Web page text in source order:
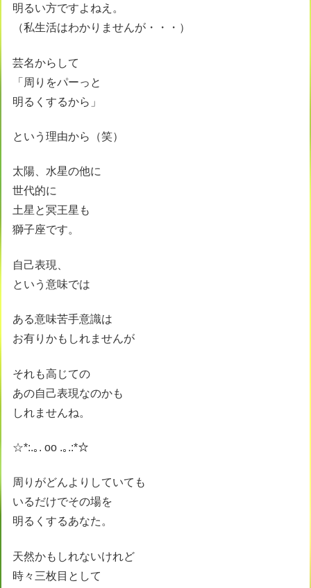
明るい方ですよねえ。
（私生活はわかりませんが・・・）
芸名からして
「周りをパーっと
明るくするから」
という理由から（笑）
太陽、水星の他に
世代的に
土星と冥王星も
獅子座です。
自己表現、
という意味では
ある意味苦手意識は
お有りかもしれませんが
それも高じての
あの自己表現なのかも
しれませんね。
☆*:.｡. oo .｡.:*☆
周りがどんよりしていても
いるだけでその場を
明るくするあなた。
天然かもしれないけれど
時々三枚目として